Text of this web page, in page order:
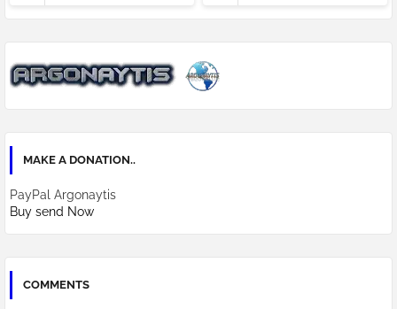
MAKE A DONATION..
PayPal Argonaytis
Buy send Now
COMMENTS